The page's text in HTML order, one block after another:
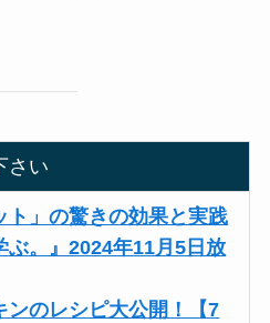
さい
ト」の驚きの効果と実践
ぶ。』2024年11月5日放
ンのレシピ大公開！【7